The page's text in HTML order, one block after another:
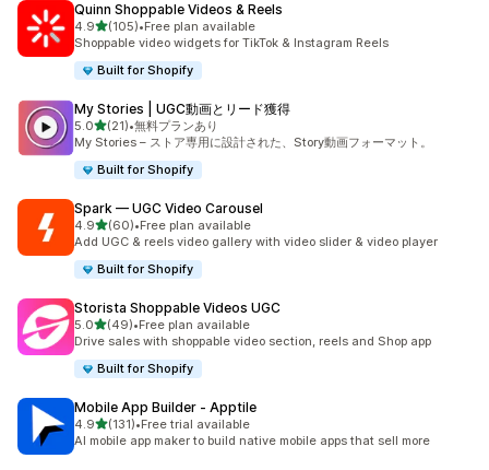
Quinn Shoppable Videos & Reels
4.95つ星中
(105)
合計レビュー数：105件
•Free plan available
Shoppable video widgets for TikTok & Instagram Reels
Built for Shopify
My Stories | UGC動画とリード獲得
5.05つ星中
(21)
合計レビュー数：21件
•無料プランあり
My Stories – ストア専用に設計された、Story動画フォーマット。
Built for Shopify
Spark — UGC Video Carousel
4.95つ星中
(60)
合計レビュー数：60件
•Free plan available
Add UGC & reels video gallery with video slider & video player
Built for Shopify
Storista Shoppable Videos UGC
5.05つ星中
(49)
合計レビュー数：49件
•Free plan available
Drive sales with shoppable video section, reels and Shop app
Built for Shopify
Mobile App Builder ‑ Apptile
4.95つ星中
(131)
合計レビュー数：131件
•Free trial available
AI mobile app maker to build native mobile apps that sell more